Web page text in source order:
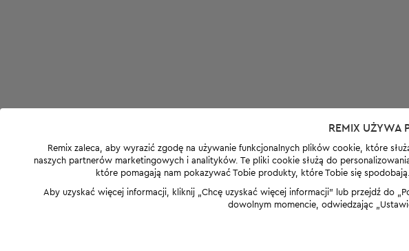
REMIX UŻYWA
Remix zaleca, aby wyrazić zgodę na używanie funkcjonalnych plików cookie, które
naszych partnerów marketingowych i analityków. Te pliki cookie służą do
które pomagają nam pokazywać Tobie produkty, które Tobie się
Aby uzyskać więcej informacji, kliknij „Chcę uzyskać więcej informacji” lub przejdź do
dowolnym momencie, odwiedzając